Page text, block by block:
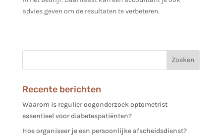
advies geven om de resultaten te verbeteren.
Recente berichten
Waarom is regulier oogonderzoek optometrist
essentieel voor diabetespatiënten?
Hoe organiseer je een persoonlijke afscheidsdienst?